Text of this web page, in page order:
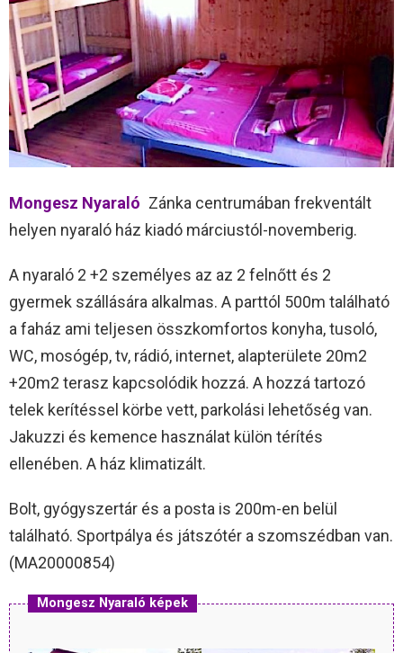
Mongesz Nyaraló Zánka centrumában frekventált
helyen nyaraló ház kiadó márciustól-novemberig.
A nyaraló 2 +2 személyes az az 2 felnőtt és 2
gyermek szállására alkalmas. A parttól 500m található
a faház ami teljesen összkomfortos konyha, tusoló,
WC, mosógép, tv, rádió, internet, alapterülete 20m2
+20m2 terasz kapcsolódik hozzá. A hozzá tartozó
telek kerítéssel körbe vett, parkolási lehetőség van.
Jakuzzi és kemence használat külön térítés
ellenében. A ház klimatizált.
Bolt, gyógyszertár és a posta is 200m-en belül
található. Sportpálya és játszótér a szomszédban van.
(MA20000854)
Mongesz Nyaraló képek